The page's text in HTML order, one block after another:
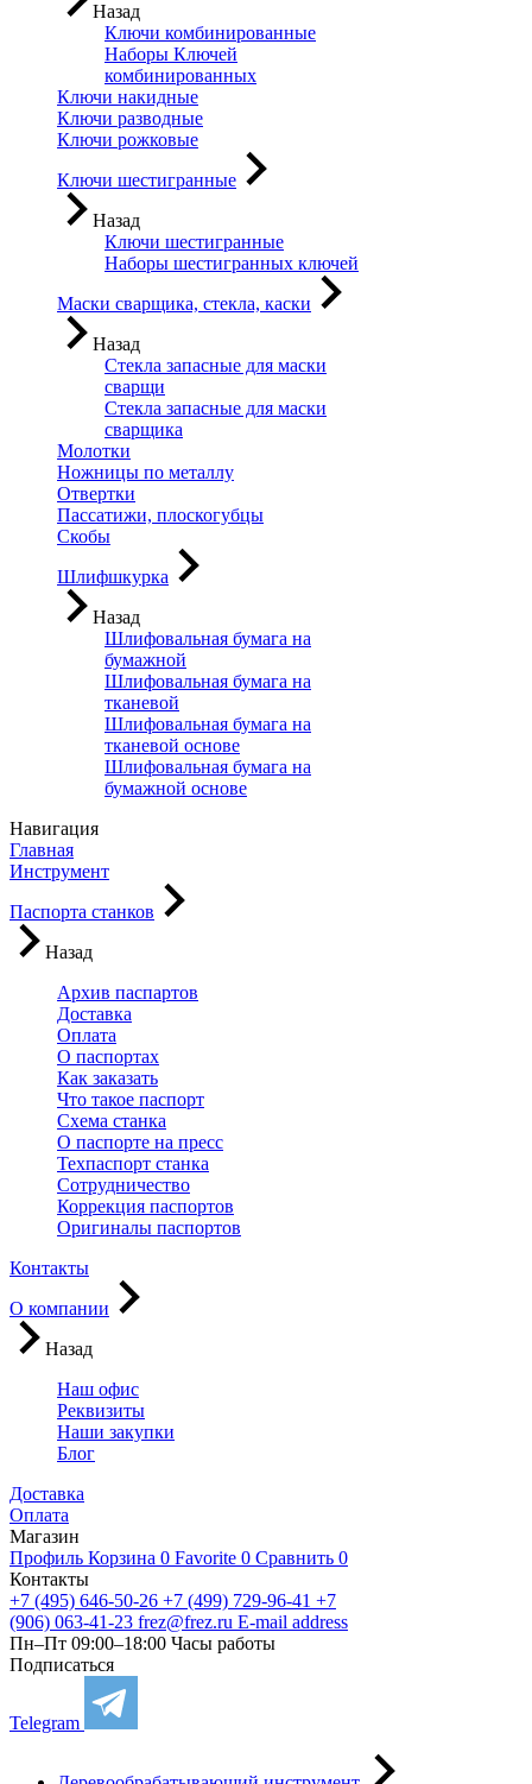
Назад
Ключи комбинированные
Наборы Ключей
комбинированных
Ключи накидные
Ключи разводные
Ключи рожковые
Ключи шестигранные
Назад
Ключи шестигранные
Наборы шестигранных ключей
Маски сварщика, стекла, каски
Назад
Стекла запасные для маски
сварщи
Стекла запасные для маски
сварщика
Молотки
Ножницы по металлу
Отвертки
Пассатижи, плоскогубцы
Скобы
Шлифшкурка
Назад
Шлифовальная бумага на
бумажной
Шлифовальная бумага на
тканевой
Шлифовальная бумага на
тканевой основе
Шлифовальная бумага на
бумажной основе
Навигация
Главная
Инструмент
Паспорта станков
Назад
Архив паспартов
Доставка
Оплата
О паспортах
Как заказать
Что такое паспорт
Схема станка
О паспорте на пресс
Техпаспорт станка
Сотрудничество
Коррекция паспортов
Оригиналы паспортов
Контакты
О компании
Назад
Наш офис
Реквизиты
Наши закупки
Блог
Доставка
Оплата
Магазин
Профиль Корзина 0 Favorite 0 Сравнить 0
Контакты
+7 (495) 646-50-26 +7 (499) 729-96-41 +7
(906) 063-41-23 frez@frez.ru E-mail address
Пн–Пт 09:00–18:00 Часы работы
Подписаться
Telegram